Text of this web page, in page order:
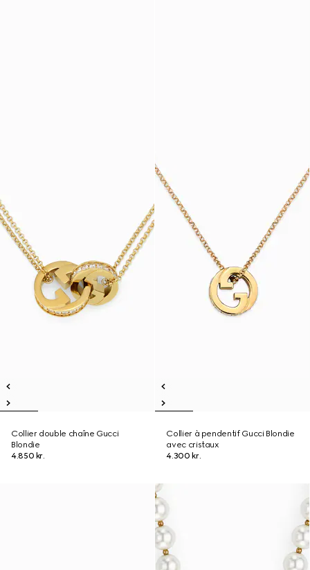
Collier double chaîne Gucci
Blondie
4.850 kr.
Collier à pendentif Gucci Blondie
avec cristaux
4.300 kr.